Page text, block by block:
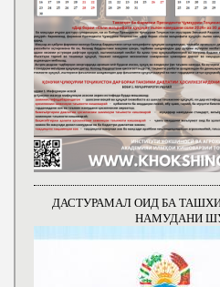
ДАСТУРАМАЛ ОИД БА
НАМУДАНИ